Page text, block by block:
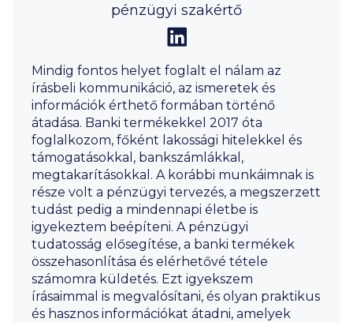
pénzügyi szakértő
Mindig fontos helyet foglalt el nálam az
írásbeli kommunikáció, az ismeretek és
információk érthető formában történő
átadása. Banki termékekkel 2017 óta
foglalkozom, főként lakossági hitelekkel és
támogatásokkal, bankszámlákkal,
megtakarításokkal. A korábbi munkáimnak is
része volt a pénzügyi tervezés, a megszerzett
tudást pedig a mindennapi életbe is
igyekeztem beépíteni. A pénzügyi
tudatosság elősegítése, a banki termékek
összehasonlítása és elérhetővé tétele
számomra küldetés. Ezt igyekszem
írásaimmal is megvalósítani, és olyan praktikus
és hasznos információkat átadni, amelyek